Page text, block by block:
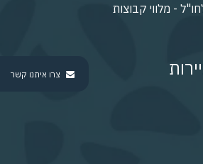
צרו איתנו קשר
- מלווי קבוצות